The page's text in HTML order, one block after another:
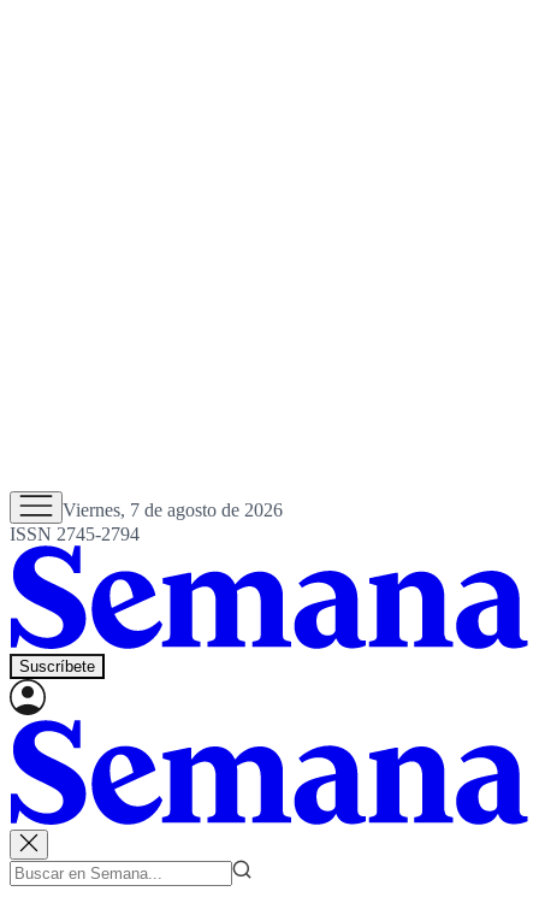
Viernes, 7 de agosto de 2026
ISSN 2745-2794
Suscríbete